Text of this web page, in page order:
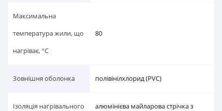
Максимальна
температура жили, що
нагріває, °C
80
Зовнішня оболонка полівінілхлорид (PVC)
Ізоляція нагрівального
алюмінієва майларова стрічка з